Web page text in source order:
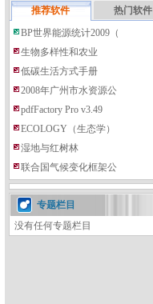
推荐软件
热门软件
BP世界能源统计2009（
生物多样性和农业
低碳生活方式手册
2008年广州市水资源公
pdfFactory Pro v3.49
ECOLOGY（生态学）
湿地与红树林
联合国气候变化框架公
专题栏目
没有任何专题栏目